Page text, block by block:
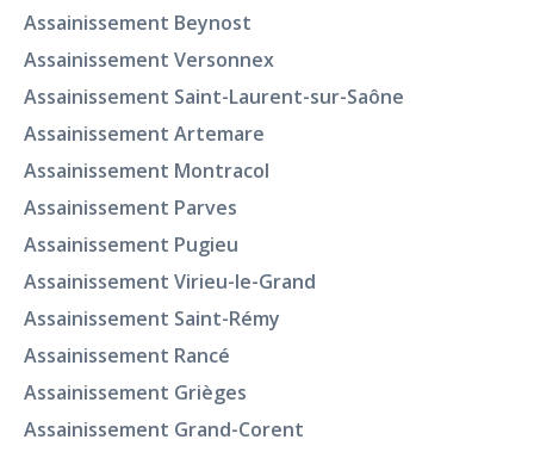
Assainissement Beynost
Assainissement Versonnex
Assainissement Saint-Laurent-sur-Saône
Assainissement Artemare
Assainissement Montracol
Assainissement Parves
Assainissement Pugieu
Assainissement Virieu-le-Grand
Assainissement Saint-Rémy
Assainissement Rancé
Assainissement Grièges
Assainissement Grand-Corent